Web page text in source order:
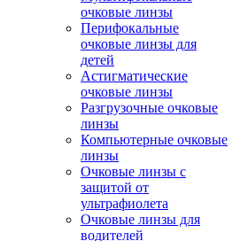
очковые линзы
Перифокальные
очковые линзы для
детей
Астигматические
очковые линзы
Разгрузочные очковые
линзы
Компьютерные очковые
линзы
Очковые линзы с
защитой от
ультрафиолета
Очковые линзы для
водителей